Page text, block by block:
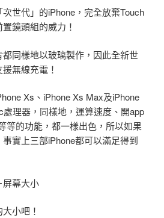
世代」的iPhone，完全放棄Touch
鏡頭組的威力！
同樣地以玻璃製作，因此全新世
無線充電！
Xs、iPhone Xs Max及iPhone
理器，同樣地，運算速度、開app
等的功能，都一樣出色，所以如果
實上三部iPhone都可以滿足得到
屏幕大小
小吧！